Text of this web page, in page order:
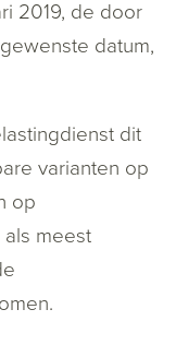
2019, de door
datum,
dit
varianten op
op
als meest